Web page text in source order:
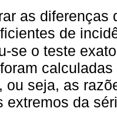
as diferenças
de
se o teste
ou seja, as
extremos da